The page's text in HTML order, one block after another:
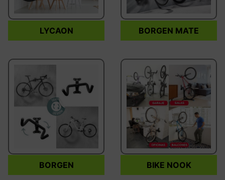
LYCAON BORGEN MATE
BORGEN BIKE NOOK